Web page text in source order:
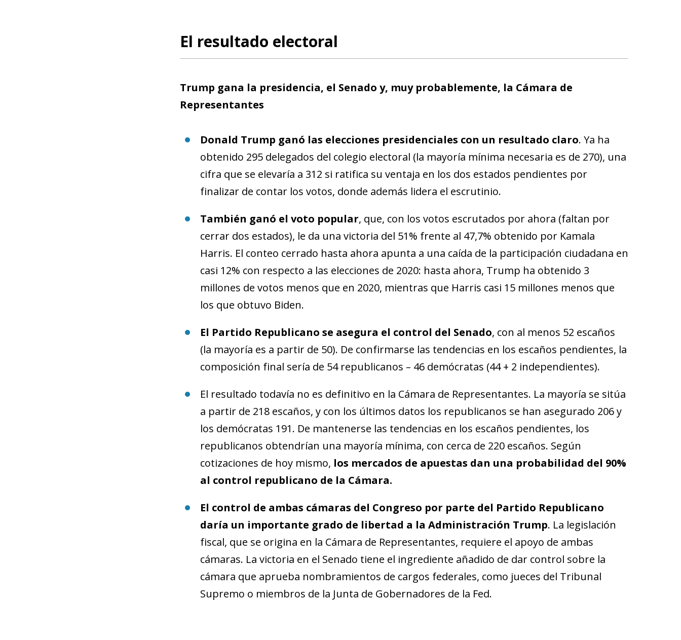
El resultado electoral
Trump gana la presidencia, el Senado y, muy probablemente, la Cámara de
Representantes
Donald Trump ganó las elecciones presidenciales con un resultado claro. Ya ha
obtenido 295 delegados del colegio electoral (la mayoría mínima necesaria es de 270), una
cifra que se elevaría a 312 si ratifica su ventaja en los dos estados pendientes por
finalizar de contar los votos, donde además lidera el escrutinio.
También ganó el voto popular, que, con los votos escrutados por ahora (faltan por
cerrar dos estados), le da una victoria del 51% frente al 47,7% obtenido por Kamala
Harris. El conteo cerrado hasta ahora apunta a una caída de la participación ciudadana en
casi 12% con respecto a las elecciones de 2020: hasta ahora, Trump ha obtenido 3
millones de votos menos que en 2020, mientras que Harris casi 15 millones menos que
los que obtuvo Biden.
El Partido Republicano se asegura el control del Senado, con al menos 52 escaños
(la mayoría es a partir de 50). De confirmarse las tendencias en los escaños pendientes, la
composición final sería de 54 republicanos – 46 demócratas (44 + 2 independientes).
El resultado todavía no es definitivo en la Cámara de Representantes. La mayoría se sitúa
a partir de 218 escaños, y con los últimos datos los republicanos se han asegurado 206 y
los demócratas 191. De mantenerse las tendencias en los escaños pendientes, los
republicanos obtendrían una mayoría mínima, con cerca de 220 escaños. Según
cotizaciones de hoy mismo, los mercados de apuestas dan una probabilidad del 90%
al control republicano de la Cámara.
El control de ambas cámaras del Congreso por parte del Partido Republicano
daría un importante grado de libertad a la Administración Trump. La legislación
fiscal, que se origina en la Cámara de Representantes, requiere el apoyo de ambas
cámaras. La victoria en el Senado tiene el ingrediente añadido de dar control sobre la
cámara que aprueba nombramientos de cargos federales, como jueces del Tribunal
Supremo o miembros de la Junta de Gobernadores de la Fed.